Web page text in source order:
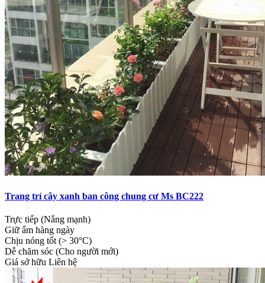
Trang trí cây xanh ban công chung cư Ms BC222
Trực tiếp (Nắng mạnh)
Giữ ẩm hàng ngày
Chịu nóng tốt (> 30°C)
Dễ chăm sóc (Cho người mới)
Giá sở hữu Liên hệ